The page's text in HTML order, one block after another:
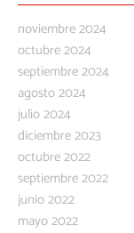
noviembre 2024
octubre 2024
septiembre 2024
agosto 2024
julio 2024
diciembre 2023
octubre 2022
septiembre 2022
junio 2022
mayo 2022